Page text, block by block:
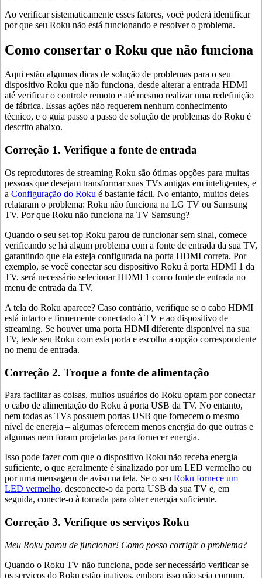
Ao verificar sistematicamente esses fatores, você poderá identificar
por que seu Roku não está funcionando e resolver o problema.
Como consertar o Roku que não funciona
Aqui estão algumas dicas de solução de problemas para o seu
dispositivo Roku que não funciona, desde alterar a entrada HDMI
até verificar o controle remoto e até mesmo realizar uma redefinição
de fábrica. Essas ações não requerem nenhum conhecimento
técnico, e o guia passo a passo de solução de problemas do Roku é
descrito abaixo.
Correção 1. Verifique a fonte de entrada
Os reprodutores de streaming Roku são ótimas opções para muitas
pessoas que desejam transformar suas TVs antigas em inteligentes, e
a Configuração do Roku é bastante fácil. No entanto, muitos deles
relataram o problema: Roku não funciona na LG TV ou Samsung
TV. Por que Roku não funciona na TV Samsung?
Quando o seu set-top Roku parou de funcionar sem sinal, comece
verificando se há algum problema com a fonte de entrada da sua TV,
garantindo que ela esteja configurada na porta HDMI correta. Por
exemplo, se você conectar seu dispositivo Roku à porta HDMI 1 da
TV, será necessário selecionar HDMI 1 como fonte de entrada no
menu de entrada da TV.
A tela do Roku aparece? Caso contrário, verifique se o cabo HDMI
está intacto e firmemente conectado à TV e ao dispositivo de
streaming. Se houver uma porta HDMI diferente disponível na sua
TV, teste seu Roku com esta porta e escolha a opção correspondente
no menu de entrada.
Correção 2. Troque a fonte de alimentação
Para facilitar as coisas, muitos usuários do Roku optam por conectar
o cabo de alimentação do Roku à porta USB da TV. No entanto,
nem todas as TVs possuem portas USB que fornecem o mesmo
nível de energia – algumas oferecem menos energia do que outras e
algumas nem foram projetadas para fornecer energia.
Isso pode fazer com que o dispositivo Roku não receba energia
suficiente, o que geralmente é sinalizado por um LED vermelho ou
por uma mensagem de aviso na tela. Se o seu Roku fornece um
LED vermelho, desconecte-o da porta USB da sua TV e, em
seguida, conecte-o à tomada para obter energia suficiente.
Correção 3. Verifique os serviços Roku
Meu Roku parou de funcionar! Como posso corrigir o problema?
Quando o Roku TV não funciona, pode ser necessário verificar se
os serviços do Roku estão inativos, embora isso não seja comum.